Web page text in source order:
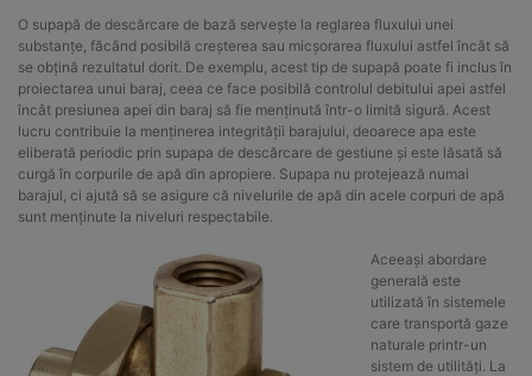
O supapă de descărcare de bază servește la reglarea fluxului unei
substanțe, făcând posibilă creșterea sau micșorarea fluxului astfel încât să
se obțină rezultatul dorit. De exemplu, acest tip de supapă poate fi inclus în
proiectarea unui baraj, ceea ce face posibilă controlul debitului apei astfel
încât presiunea apei din baraj să fie menținută într-o limită sigură. Acest
lucru contribuie la menținerea integrității barajului, deoarece apa este
eliberată periodic prin supapa de descărcare de gestiune și este lăsată să
curgă în corpurile de apă din apropiere. Supapa nu protejează numai
barajul, ci ajută să se asigure că nivelurile de apă din acele corpuri de apă
sunt menținute la niveluri respectabile.
Aceeași abordare
generală este
utilizată în sistemele
care transportă gaze
naturale printr-un
sistem de utilități. La